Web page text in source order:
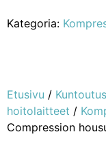
Kategoria:
Etusivu /
hoitolaitteet /
Compression